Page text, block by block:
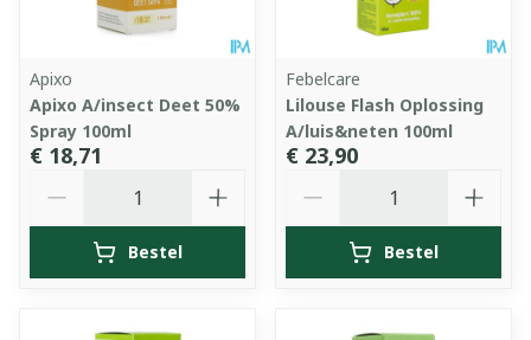
Apixo
Apixo A/insect Deet 50%
Spray 100ml
€ 18,71
Bestel
Febelcare
Lilouse Flash Oplossing
A/luis&neten 100ml
€ 23,90
Bestel